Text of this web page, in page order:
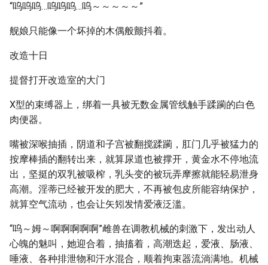
“呜呜呜…呜呜呜…呜～～～～～”
舰娘只能像一个坏掉的木偶般颤抖着。
改造十日
提督打开改造室的大门
X型的束缚器上，绑着一具被无数金属管线触手蹂躏的白色
肉便器。
嘴被深喉抽插，阴道和子宫被翻搅蹂躏，肛门几乎被猛力的
按摩棒插的翻转出来，就算尿道也被撑开，黄金水不停地流
出，坚挺的双乳被吸榨，乳头变的被玩弄摩擦就能轻易泄身
高潮。淫蒂已经被开发的肥大，不再被包皮所能容纳保护，
就算空气流动，也会让矢矧发情爱液泛滥。
“呜～姆～啊啊啊啊啊”雌兽在调教机械的刺激下，发出动人
心魄的魅叫，她迎合着，抽搐着，高潮迭起，爱液、肠液、
唾液、各种排泄物和汗水混合，顺着拘束器流淌满地。机械